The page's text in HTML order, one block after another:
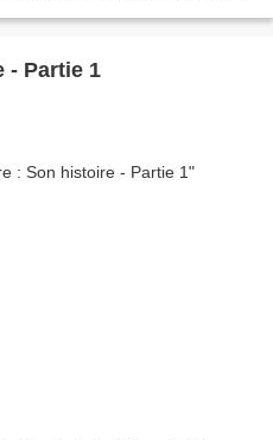
- Partie 1